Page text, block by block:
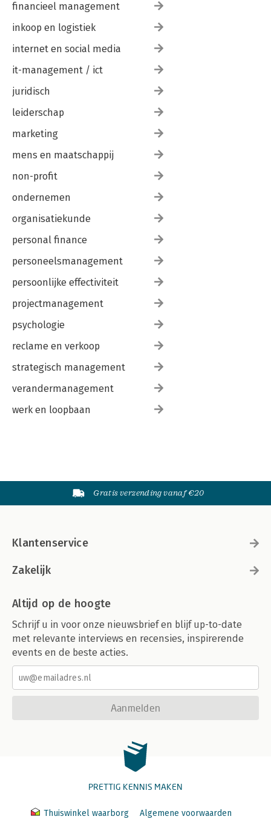
financieel management
inkoop en logistiek
internet en social media
it-management / ict
juridisch
leiderschap
marketing
mens en maatschappij
non-profit
ondernemen
organisatiekunde
personal finance
personeelsmanagement
persoonlijke effectiviteit
projectmanagement
psychologie
reclame en verkoop
strategisch management
verandermanagement
werk en loopbaan
Gratis verzending vanaf €20
Klantenservice
Zakelijk
Altijd op de hoogte
Schrijf u in voor onze nieuwsbrief en blijf up-to-date
met relevante interviews en recensies, inspirerende
events en de beste acties.
Aanmelden
PRETTIG KENNIS MAKEN
Thuiswinkel waarborg Algemene voorwaarden